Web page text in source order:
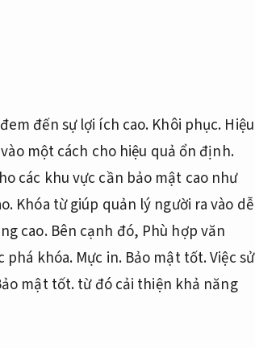
đến sự lợi ích cao. Khôi phục. Hiệu
một cách cho hiệu quả ổn định.
các khu vực cần bảo mật cao như
Khóa từ giúp quản lý người ra vào dễ
cao.Bên cạnh đó, Phù hợp văn
phá khóa. Mực in. Bảo mật tốt.Việc sử
mật tốt.từ đó cải thiện khả năng